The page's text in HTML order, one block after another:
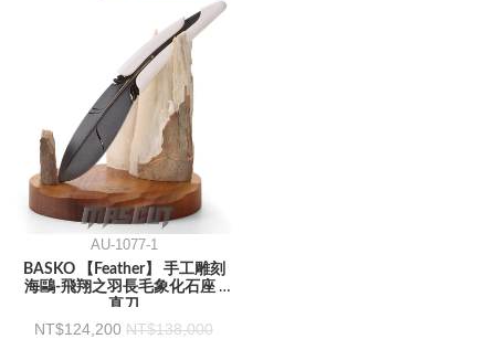
AU-1077-1
BASKO 【Feather】 手工雕刻
海鷗-飛翔之羽長毛象化石座 -
直刀
124,200 138,000